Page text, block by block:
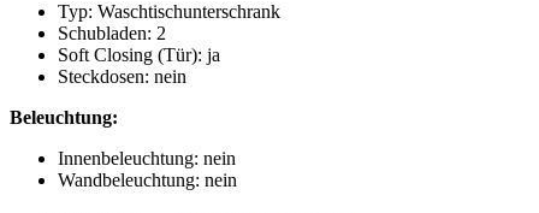
Typ: Waschtischunterschrank
Schubladen: 2
Soft Closing (Tür): ja
Steckdosen: nein
Beleuchtung:
Innenbeleuchtung: nein
Wandbeleuchtung: nein